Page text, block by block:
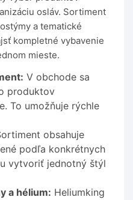
osláv. Sortiment
a tematické
kompletné vybavenie
mieste.
V obchode sa
produktov
To umožňuje rýchle
obsahuje
podľa konkrétnych
vytvoriť jednotný štýl
a hélium: Heliumking